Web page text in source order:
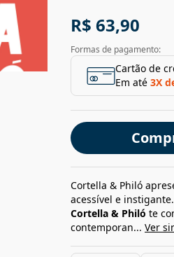
R$ 63,90
Formas de pagamento:
Cartão de
Em até 3X
Cortella & Philó
acessível e instigante.
Cortella & Philó te
contemporan... Ver